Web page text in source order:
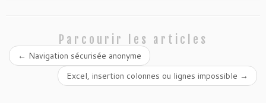
Parcourir les articles
← Navigation sécurisée anonyme
Excel, insertion colonnes ou lignes impossible →